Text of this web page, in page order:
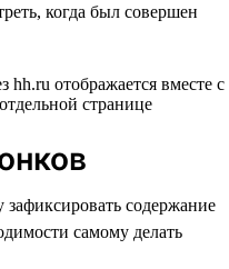
когда был совершен
зафиксировать содержание
самому делать